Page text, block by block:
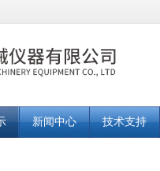
新闻中心 技术支持